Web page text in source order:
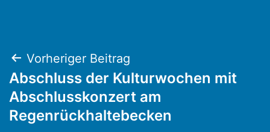
Beitragsnavigation
Vorheriger Beitrag
Abschluss der Kulturwochen mit
Abschlusskonzert am
Regenrückhaltebecken